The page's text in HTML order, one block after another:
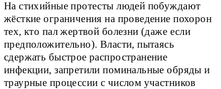
На стихийные протесты людей побуждают
жёсткие ограничения на проведение похорон
тех, кто пал жертвой болезни (даже если
предположительно). Власти, пытаясь
сдержать быстрое распространение
инфекции, запретили поминальные обряды и
траурные процессии с числом участников